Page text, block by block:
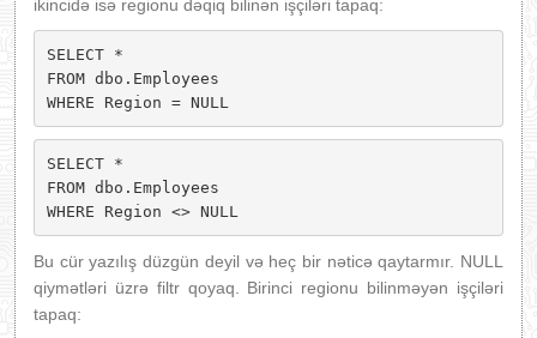
ikincidə isə regionu dəqiq bilinən işçiləri tapaq:
SELECT *
FROM dbo.Employees
WHERE Region = NULL
SELECT *
FROM dbo.Employees
WHERE Region <> NULL
Bu cür yazılış düzgün deyil və heç bir nəticə qaytarmır. NULL
qiymətləri üzrə filtr qoyaq. Birinci regionu bilinməyən işçiləri
tapaq: